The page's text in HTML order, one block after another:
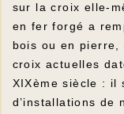
sur la croix elle-
en fer forgé a
bois ou en pierre,
croix actuelles
XIXème siècle : il
d’installations de